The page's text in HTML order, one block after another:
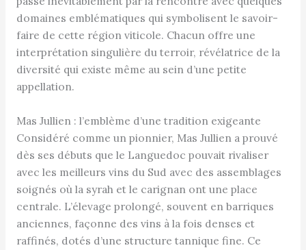
domaines emblématiques qui symbolisent le savoir-
faire de cette région viticole. Chacun offre une
interprétation singulière du terroir, révélatrice de la
diversité qui existe même au sein d’une petite
appellation.
Mas Jullien : l’emblème d’une tradition exigeante
Considéré comme un pionnier, Mas Jullien a prouvé
dès ses débuts que le Languedoc pouvait rivaliser
avec les meilleurs vins du Sud avec des assemblages
soignés où la syrah et le carignan ont une place
centrale. L’élevage prolongé, souvent en barriques
anciennes, façonne des vins à la fois denses et
raffinés, dotés d’une structure tannique fine. Ce